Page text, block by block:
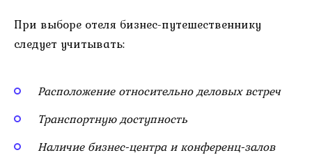
При выборе отеля бизнес-путешественнику
следует учитывать:
Расположение относительно деловых встреч
Транспортную доступность
Наличие бизнес-центра и конференц-залов